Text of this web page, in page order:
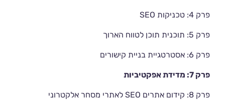
פרק 4: טכניקות SEO
פרק 5: תוכנית תוכן לטווח הארוך
פרק 6: אסטרטגיית בניית קישורים
פרק 7: מדידת אפקטיביות
פרק 8: קידום אתרים SEO לאתרי מסחר אלקטרוני